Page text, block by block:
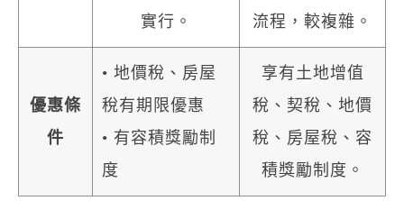
實行。
流程，較複雜。
優惠條
件
• 地價稅、房屋
稅有期限優惠
• 有容積獎勵制
度
享有土地增值
稅、契稅、地價
稅、房屋稅、容
積獎勵制度。